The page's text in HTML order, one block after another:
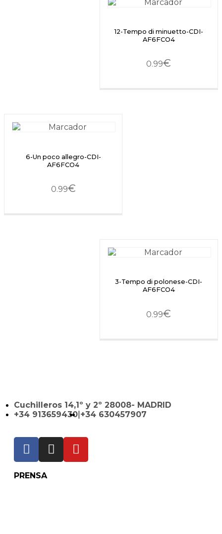
12-Tempo di minuetto-CDI-
AF6FCO4
0.99€
6-Un poco allegro-CDI-
AF6FCO4
0.99€
3-Tempo di polonese-CDI-
AF6FCO4
0.99€
Cuchilleros 14,1º y 2º 28008- MADRID
+34 913659430 +34 630457907
PRENSA